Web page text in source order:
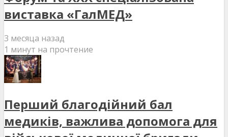
виставка «ГалМЕД»
3 месяца назад
1 минут на прочтение
Перший благодійний бал
медиків, важлива допомога для